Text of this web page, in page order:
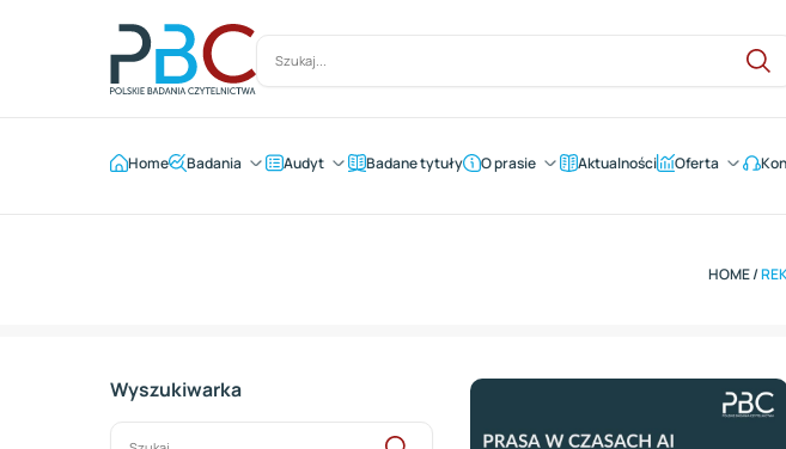
Home Badania Audyt Badane tytuły O prasie Aktualności Oferta
HOME/
Wyszukiwarka